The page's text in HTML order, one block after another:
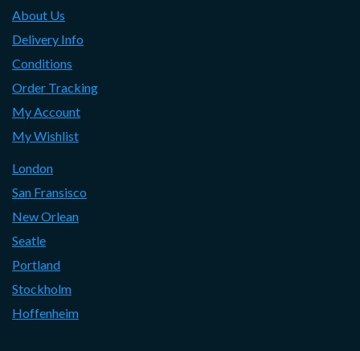
About Us
Delivery Info
Conditions
Order Tracking
My Account
My Wishlist
London
San Fransisco
New Orlean
Seatle
Portland
Stockholm
Hoffenheim